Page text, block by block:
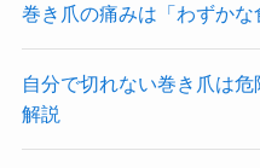
巻き爪の痛みは「わずかな
自分で切れない巻き爪は
解説